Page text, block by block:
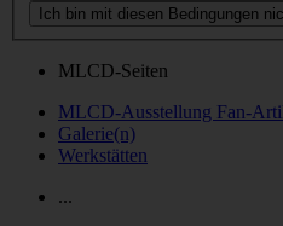
MLCD-Seiten
MLCD-Ausstellung Fan-
Galerie(n)
Werkstätten
...